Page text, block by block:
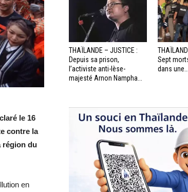
le 16
contre la
région du
en
THAÏLANDE – JUSTICE :
Depuis sa prison,
l’activiste anti-lèse-
majesté Arnon Nampha...
Sept
dans une...